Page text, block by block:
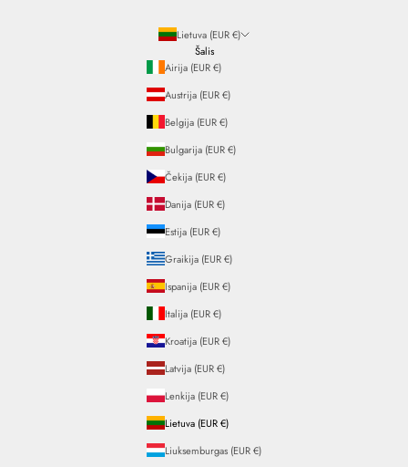
Lietuva (EUR €)
Šalis
Airija (EUR €)
Austrija (EUR €)
Belgija (EUR €)
Bulgarija (EUR €)
Čekija (EUR €)
Danija (EUR €)
Estija (EUR €)
Graikija (EUR €)
Ispanija (EUR €)
Italija (EUR €)
Kroatija (EUR €)
Latvija (EUR €)
Lenkija (EUR €)
Lietuva (EUR €)
Liuksemburgas (EUR €)